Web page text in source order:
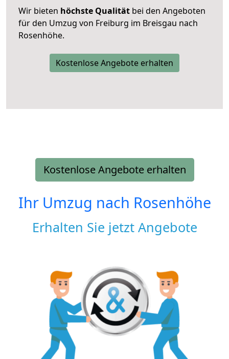
Wir bieten höchste Qualität bei den Angeboten
für den Umzug von Freiburg im Breisgau nach
Rosenhöhe.
Kostenlose Angebote erhalten
Kostenlose Angebote erhalten
Ihr Umzug nach Rosenhöhe
Erhalten Sie jetzt Angebote